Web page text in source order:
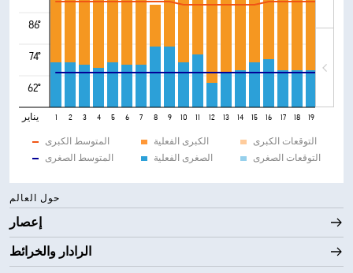
86°
74°
62°
يناير 1 2 3 4 5 6 7 8 9 10 11 12 13 14 15 16 17 18 19
المتوسط الكبرى
المتوسط الصغرى
الكبرى الفعلية
الصغرى الفعلية
التوقعات الكبرى
التوقعات الصغرى
حول العالم
إعصار
الرادار والخرائط